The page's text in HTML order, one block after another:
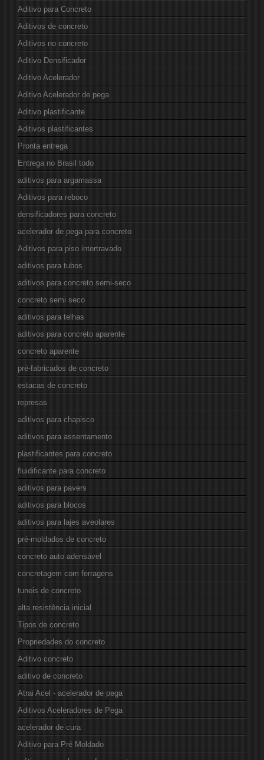
Aditivo para Concreto
Aditivos de concreto
Aditivos no concreto
Aditivo Densificador
Aditivo Acelerador
Aditivo Acelerador de pega
Aditivo plastificante
Aditivos plastificantes
Pronta entrega
Entrega no Brasil todo
aditivos para argamassa
Aditivos para reboco
densificadores para concreto
acelerador de pega para concreto
Aditivos para piso intertravado
aditivos para tubos
aditivos para concreto semi-seco
concreto semi seco
aditivos para telhas
aditivos para concreto aparente
concreto aparente
pré-fabricados de concreto
estacas de concreto
represas
aditivos para chapisco
aditivos para assentamento
plastificantes para concreto
fluidificante para concreto
aditivos para pavers
aditivos para blocos
aditivos para lajes aveolares
pré-moldados de concreto
concreto auto adensável
concretagem com ferragens
tuneis de concreto
alta resistência inicial
Tipos de concreto
Propriedades do concreto
Aditivo concreto
aditivo de concreto
Atrai Acel - acelerador de pega
Aditivos Aceleradores de Pega
acelerador de cura
Aditivo para Pré Moldado